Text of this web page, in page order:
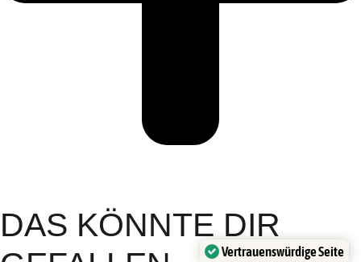
DAS KÖNNTE DIR
Vertrauenswürdige Seite